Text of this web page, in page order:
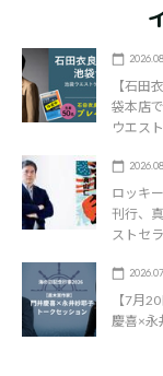
【石田
袋本店
ウエス
ロッキ
刊行、
ストセ
【7月
慶喜×永